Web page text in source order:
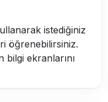
istediğiniz
öğrenebilirsiniz.
bilgi ekranlarını